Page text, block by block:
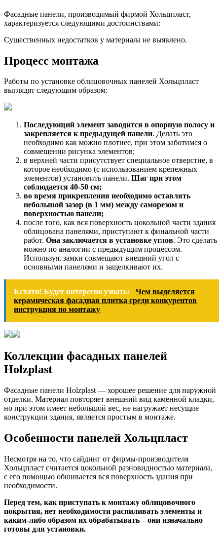
Фасадные панели, производимый фирмой Хольцпласт,
характеризуется следующими достоинствами:
Существенных недостатков у материала не выявлено.
Процесс монтажа
Работы по установке облицовочных панелей Хольцпласт
выглядят следующим образом:
Последующий элемент заводится в опорную полосу и
закрепляется к предыдущей панели. Делать это
необходимо как можно плотнее, при этом заботимся о
совмещении рисунка элементов;
в верхней части присутствует специальное отверстие, в
которое необходимо (с использованием крепежных
элементов) установить панели. Шаг при этом
соблюдается 40-50 см;
во время прикрепления необходимо оставлять
небольшой зазор (в 1 мм) между саморезом и
поверхностью панели;
после того, как вся поверхность цокольной части здания
облицована панелями, приступают к финальной части
работ. Она заключается в установке углов. Это сделать
можно по аналогии с предыдущим процессом.
Используя, замки совмещают внешний угол с
основными панелями и защелкивают их.
Кстати! Будет интересно узнать:
Чем выделяется
керамическая фасадная плитка среди конкурентов
инструкция по монтажу
Коллекции фасадных панелей
Holzplast
Фасадные панели Holzplast — хорошее решение для наружной
отделки. Материал повторяет внешний вид каменной кладки,
но при этом имеет небольшой вес, не нагружает несущие
конструкции здания, является простым в монтаже.
Особенности панелей Хольцпласт
Несмотря на то, что сайдинг от фирмы-производителя
Хольцпласт считается цокольной разновидностью материала,
с его помощью обшивается вся поверхность здания при
необходимости.
Перед тем, как приступать к монтажу облицовочного
покрытия, нет необходимости распиливать элементы и
каким-либо образом их обрабатывать – они изначально
готовы для установки.